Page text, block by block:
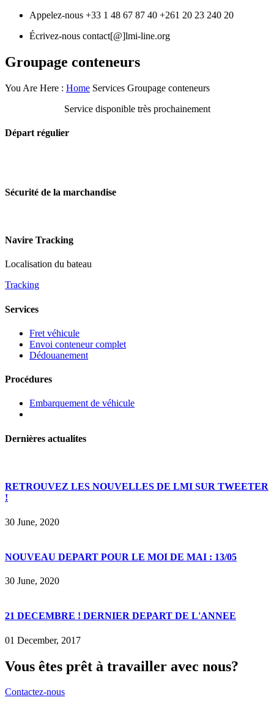
Appelez-nous +33 1 48 67 87 40 +261 20 23 240 20
Écrivez-nous contact[@]lmi-line.org
Groupage conteneurs
You Are Here : Home Services Groupage conteneurs
Service disponible très prochainement
Départ régulier
Sécurité de la marchandise
Navire Tracking
Localisation du bateau
Tracking
Services
Fret véhicule
Envoi conteneur complet
Dédouanement
Procédures
Embarquement de véhicule
Dernières actualites
RETROUVEZ LES NOUVELLES DE LMI SUR TWEETER
!
30 June, 2020
NOUVEAU DEPART POUR LE MOI DE MAI : 13/05
30 June, 2020
21 DECEMBRE ! DERNIER DEPART DE L'ANNEE
01 December, 2017
Vous êtes prêt à travailler avec nous?
Contactez-nous